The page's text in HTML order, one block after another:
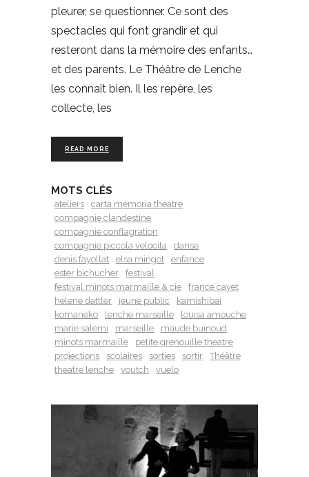
pleurer, se questionner. Ce sont des
spectacles qui font grandir et qui
resteront dans la mémoire des enfants…
et des parents. Le Théâtre de Lenche
les connait bien. Il les repère, les
collecte, les
READ MORE
MOTS CLÉS
ateliers
carta memoria theatre
compagnie clandestine
compagnie conflagration
compagnie piccola velocita
danse
denis fayollat
elsa mingot
enfance
ester bichucher
festival
festival minots marmaille & cie
france cayet
helene dattler
jeune public
kamishibai
komaneko
lenche marseille
louisa amouche
marie salemi
marseille
maude buinoud
minots marmaille
petite grenouille theatre
projections
scolaires sorties sortir
Théâtre
theatre lenche
voutch vuelo